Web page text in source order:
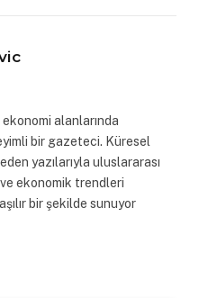
alanlarında
bir gazeteci. Küresel
yazılarıyla uluslararası
ekonomik trendleri
bir şekilde sunuyor